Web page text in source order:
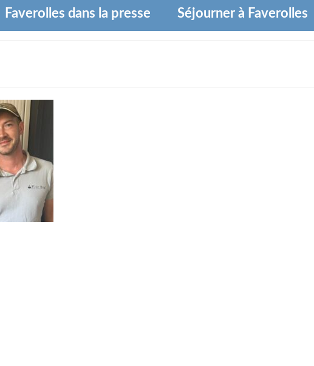
Faverolles dans la presse
Séjourner à Faverolles